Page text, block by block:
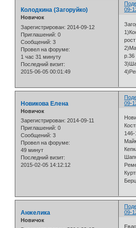
09-
Колодкина (Загоруйко)
Новичок
Зарегистрирован: 2014-09-12
Приглашений: 0
Сообщений: 3
Провел на форуме:
1 час 31 минуту
Последний визит:
2015-06-05 00:01:49
р.36
09-
Новикова Елена
Новичок
Зарегистрирован: 2014-09-11
Приглашений: 0
Сообщений: 3
Провел на форуме:
49 минут
Последний визит:
2015-02-05 14:12:12
09-
Анжелика
Новичок